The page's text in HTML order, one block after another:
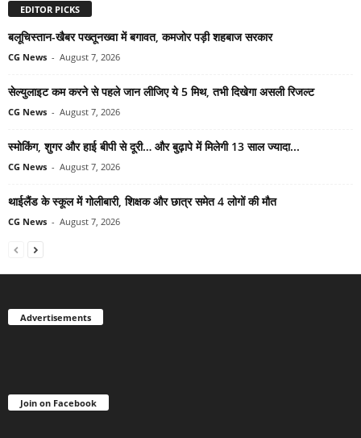
EDITOR PICKS
बलूचिस्तान-खैबर पख्तूनख्वा में बगावत, कमजोर पड़ी शहबाज सरकार
CG News - August 7, 2026
सेल्युलाइट कम करने से पहले जान लीजिए ये 5 मिथ, तभी दिखेगा असली रिजल्ट
CG News - August 7, 2026
स्मोकिंग, शुगर और हाई बीपी से दूरी… और बुढ़ापे में मिलेगी 13 साल ज्यादा...
CG News - August 7, 2026
थाईलैंड के स्कूल में गोलीबारी, शिक्षक और छात्र समेत 4 लोगों की मौत
CG News - August 7, 2026
Advertisements
Join on Facebook